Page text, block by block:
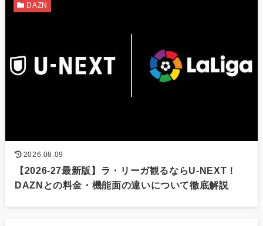
2026.08.09
【2026-27最新版】ラ・リーガ観るならU-NEXT！
DAZNとの料金・機能面の違いについて徹底解説
DAZN